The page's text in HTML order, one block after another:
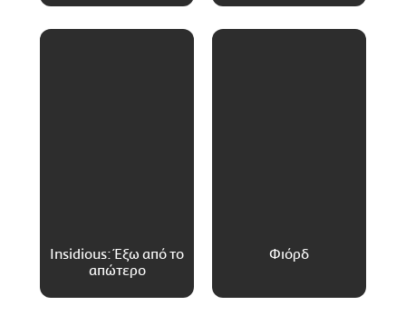
Insidious: Έξω από το
απώτερο
Φιόρδ